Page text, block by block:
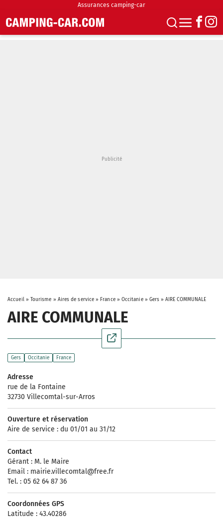
Assurances camping-car
Accueil» Tourisme » Aires de service » France» Occitanie» Gers »AIRE COMMUNALE
AIRE COMMUNALE
Gers Occitanie France
Adresse
rue de la Fontaine
32730 Villecomtal-sur-Arros
Ouverture et réservation
Aire de service : du 01/01 au 31/12
Contact
Gérant : M. le Maire
Email : mairie.villecomtal@free.fr
Tel. : 05 62 64 87 36
Coordonnées GPS
Latitude : 43.40286